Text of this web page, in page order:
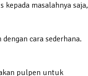
masalahnya saja,
cara sederhana.
pulpen untuk